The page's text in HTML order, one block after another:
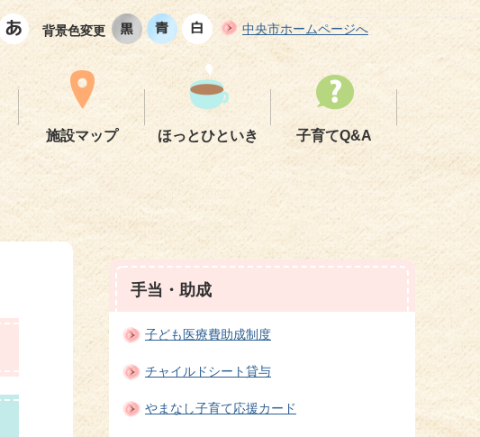
背景色変更 中央市ホームページへ
施設マップ ほっとひといき 子育てQ&A
手当・助成
子ども医療費助成制度
チャイルドシート貸与
やまなし子育て応援カード